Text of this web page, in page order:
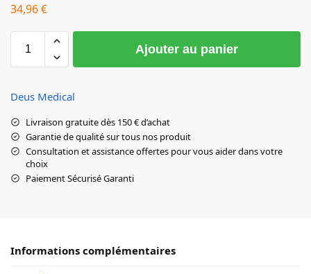
34,96€
Ajouter au panier
Deus Medical
Livraison gratuite dès 150 € d’achat
Garantie de qualité sur tous nos produit
Consultation et assistance offertes pour vous aider dans votre
choix
Paiement Sécurisé Garanti
Informations complémentaires